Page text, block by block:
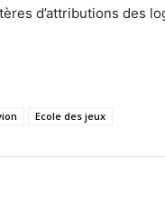
d’attributions des
Ecole des jeux